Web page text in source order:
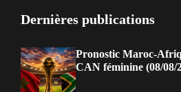
Dernières publications
Pronostic Maroc-
CAN féminine (08/08/